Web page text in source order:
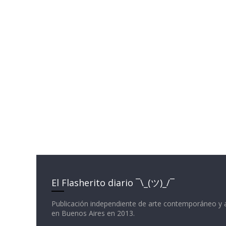
El Flasherito diario ¯\_(ツ)_/¯
Publicación independiente de arte contemporáneo y
en Buenos Aires en 2013.